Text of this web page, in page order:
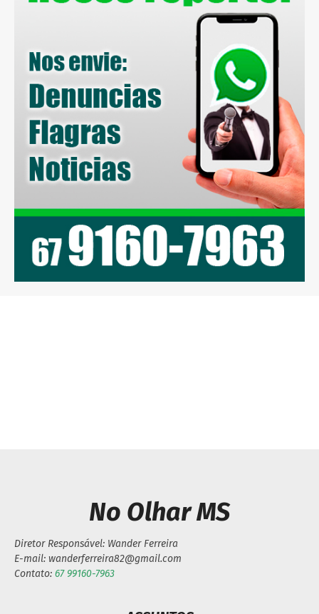
No Olhar MS
Diretor Responsável: Wander Ferreira
E-mail: wanderferreira82@gmail.com
Contato: 67 99160-7963